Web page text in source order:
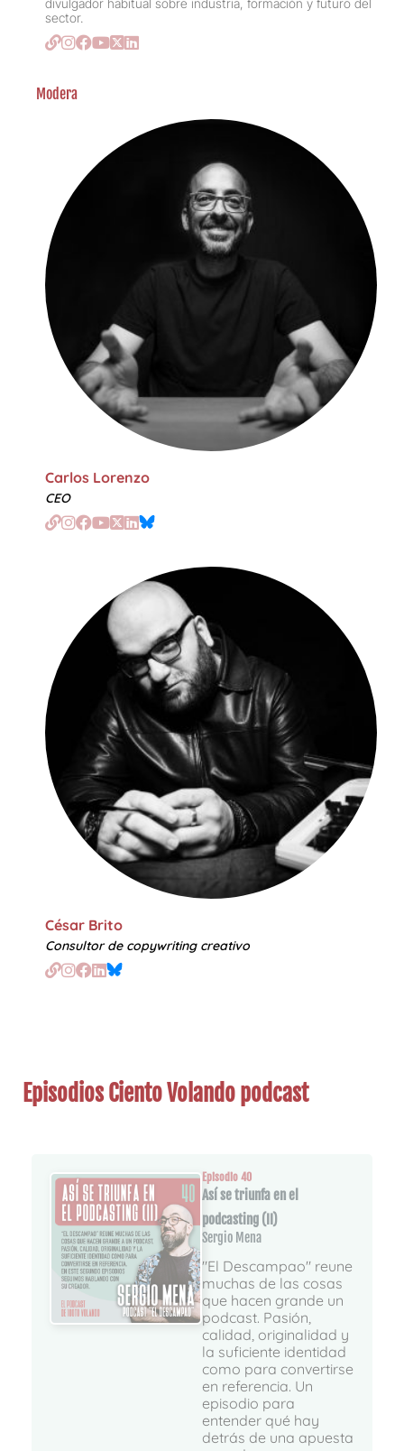
sector.
Modera
Carlos Lorenzo
CEO
César Brito
Consultor de copywriting creativo
Episodios Ciento Volando podcast
Episodio 40
Así se triunfa en el
podcasting (II)
Sergio Mena
"El Descampao" reune
muchas de las cosas
que hacen grande un
podcast. Pasión,
calidad, originalidad y
la suficiente identidad
como para convertirse
en referencia. Un
episodio para
entender qué hay
detrás de una apuesta